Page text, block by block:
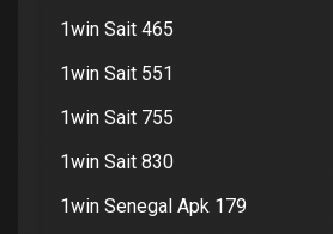
1win Sait 465
1win Sait 551
1win Sait 755
1win Sait 830
1win Senegal Apk 179